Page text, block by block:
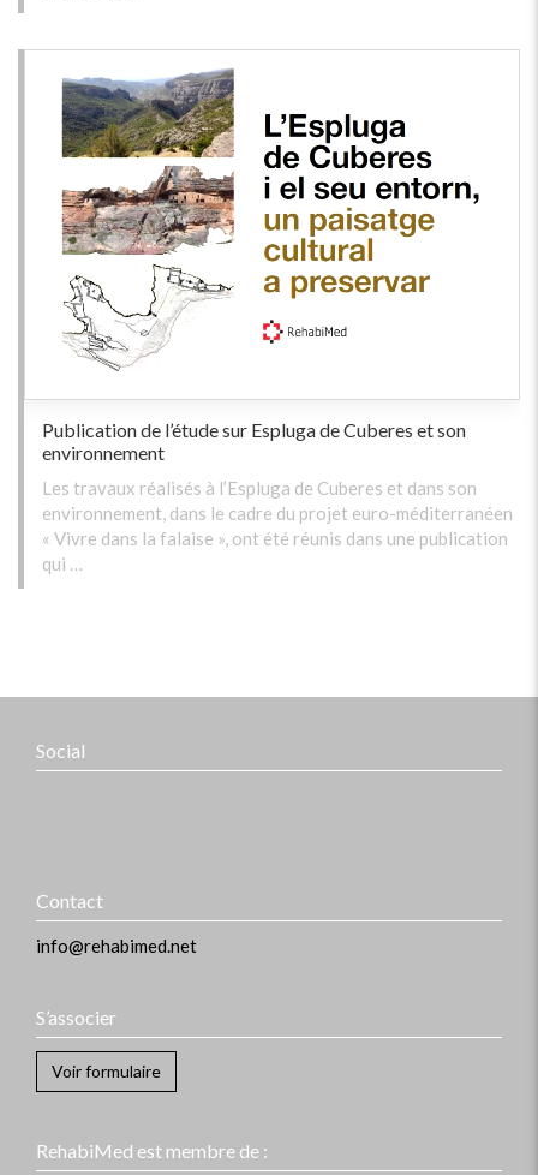
Publication de l’étude sur Espluga de Cuberes et son
environnement
Les travaux réalisés à l’Espluga de Cuberes et dans son
environnement, dans le cadre du projet euro-méditerranéen
« Vivre dans la falaise », ont été réunis dans une publication
qui …
Social
Contact
info@rehabimed.net
S’associer
Voir formulaire
RehabiMed est membre de :